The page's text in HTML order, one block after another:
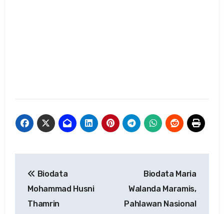
pos
Biodata
Mohammad Husni
Thamrin
Biodata Maria
Walanda Maramis,
Pahlawan Nasional